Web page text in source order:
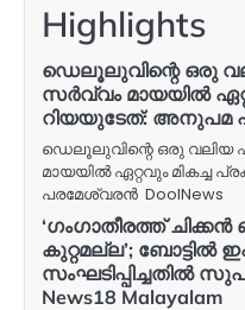
Highlights
ഡെലൂലുവിന്റെ ഒരു
സർവ്വം മായയിൽ
റിയയുടേത്: അനുപമ
ഡെലൂലുവിന്റെ ഒരു
മായയിൽ ഏറ്റവും മികച്ച
പരമേശ്വരൻ DoolNews
‘ഗംഗാതീരത്ത് ചിക്കൻ
കുറ്റമല്ല’; ബോട്ടിൽ
സംഘടിപ്പിച്ചതിൽ
News18 Malayalam